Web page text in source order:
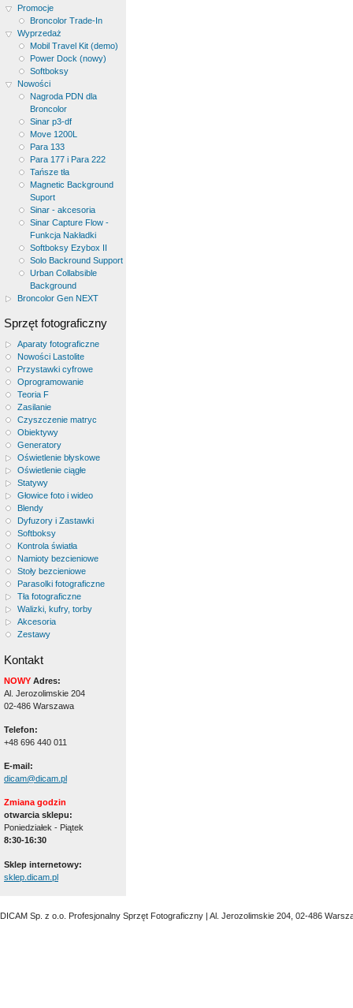
Promocje
Broncolor Trade-In
Wyprzedaż
Mobil Travel Kit (demo)
Power Dock (nowy)
Softboksy
Nowości
Nagroda PDN dla
Broncolor
Sinar p3-df
Move 1200L
Para 133
Para 177 i Para 222
Tańsze tła
Magnetic Background
Suport
Sinar - akcesoria
Sinar Capture Flow -
Funkcja Nakładki
Softboksy Ezybox II
Solo Backround Support
Urban Collabsible
Background
Broncolor Gen NEXT
Sprzęt fotograficzny
Aparaty fotograficzne
Nowości Lastolite
Przystawki cyfrowe
Oprogramowanie
Teoria F
Zasilanie
Czyszczenie matryc
Obiektywy
Generatory
Oświetlenie błyskowe
Oświetlenie ciągłe
Statywy
Głowice foto i wideo
Blendy
Dyfuzory i Zastawki
Softboksy
Kontrola światła
Namioty bezcieniowe
Stoły bezcieniowe
Parasolki fotograficzne
Tła fotograficzne
Walizki, kufry, torby
Akcesoria
Zestawy
Kontakt
NOWY Adres:
Al. Jerozolimskie 204
02-486 Warszawa
Telefon:
+48 696 440 011
E-mail:
dicam@dicam.pl
Zmiana godzin
otwarcia sklepu:
Poniedziałek - Piątek
8:30-16:30
Sklep internetowy:
sklep.dicam.pl
DICAM Sp. z o.o. Profesjonalny Sprzęt Fotograficzny | Al. Jerozolimskie 204, 02-486